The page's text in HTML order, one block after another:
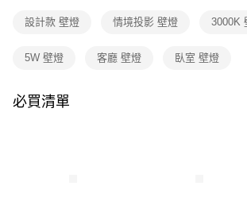
結帳頁面，進行簡訊認證並確認金額後，即可完成結
３．收到繳費通知簡訊後14天內，點擊此簡訊中的連
ATM／網路銀行／等多元方式進行付款，方視為交易完
購買商品的店家。未經商家同意取消之訂單仍視為有效
後付繳納相關費用。
設計款 壁燈 情境投影 壁燈 3000K
5W 壁燈 客廳 壁燈 臥室 壁燈
必買清單